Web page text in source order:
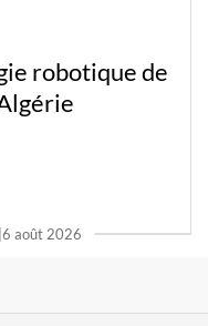
robotique de
6 août 2026